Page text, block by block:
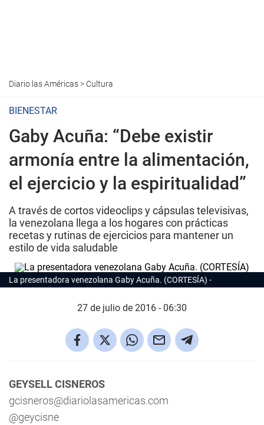
Diario las Américas> Cultura
BIENESTAR
Gaby Acuña: “Debe existir
armonía entre la alimentación,
el ejercicio y la espiritualidad”
A través de cortos videoclips y cápsulas televisivas,
la venezolana llega a los hogares con prácticas
recetas y rutinas de ejercicios para mantener un
estilo de vida saludable
La presentadora venezolana Gaby Acuña. (CORTESÍA)
27 de julio de 2016 - 06:30
GEYSELL CISNEROS
gcisneros@diariolasamericas.com
@geycisne